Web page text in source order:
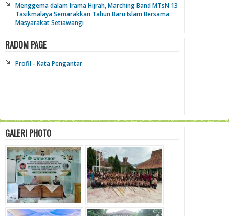
Menggema dalam Irama Hijrah, Marching Band MTsN 13
Tasikmalaya Semarakkan Tahun Baru Islam Bersama
Masyarakat Setiawangi
RADOM PAGE
Profil - Kata Pengantar
GALERI PHOTO